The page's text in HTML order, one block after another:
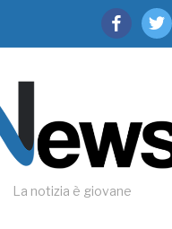
facebooktwitter
La notizia è giovane